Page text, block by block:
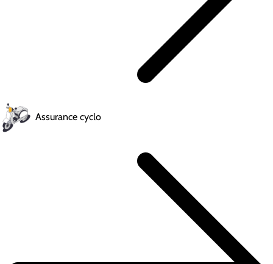
Assurance cyclo